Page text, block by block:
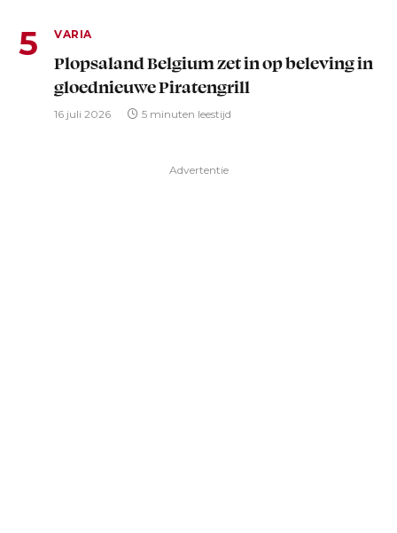
VARIA
Plopsaland Belgium zet in op beleving in
gloednieuwe Piratengrill
16 juli 2026 5 minuten leestijd
Advertentie